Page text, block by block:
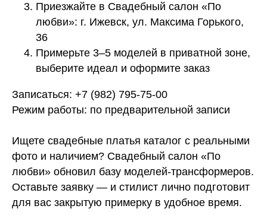
Приезжайте в Свадебный салон «По
любви»: г. Ижевск, ул. Максима Горького,
36
Примерьте 3–5 моделей в приватной зоне,
выберите идеал и оформите заказ
Записаться: +7 (982) 795-75-00
Режим работы: по предварительной записи
Ищете свадебные платья каталог с реальными
фото и наличием? Свадебный салон «По
любви» обновил базу моделей-трансформеров.
Оставьте заявку — и стилист лично подготовит
для вас закрытую примерку в удобное время.
О нас
Контакты